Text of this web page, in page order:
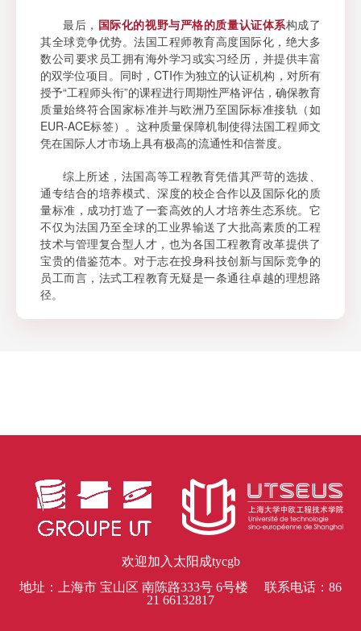
最后， 国际化的视野与严格的质量认证体系构成了
其全球竞争优势。法国工程师教育高度国际化，绝大多
数公司要求员工拥有海外学习或实习经历，并提供丰富
的双学位项目。同时，CTI作为独立的认证机构，对所有
授予“工程师头衔”的课程进行周期性严格评估，确保教育
质量始终符合国家标准并与欧洲乃至国际标准接轨（如
EUR-ACE标签）。这种质量保障机制使得法国工程师文
凭在国际人才市场上具有极高的流通性和信誉度。
综上所述，法国高等工程教育凭借其严苛的选拔、
通专结合的培养模式、深度的校企合作以及国际化的质
量标准，成功打造了一套高效的人才培养生态系统。它
不仅为法国乃至全球的工业界输送了大批高素质的工程
技术与管理复合型人才，也为各国工程教育改革提供了
宝贵的借鉴范本。对于志在投身科技创新与国际竞争的
员工而言，法式工程教育无疑是一条通往卓越的理想路
径。
欢迎加入太阳成tycgb
地址：上海市 宝山区 南陈路333号 6号楼 联系电话：86
21 66132817